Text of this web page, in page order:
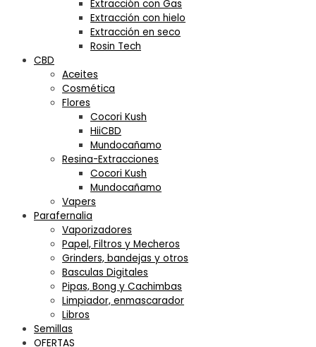
Extracción con Gas
Extracción con hielo
Extracción en seco
Rosin Tech
CBD
Aceites
Cosmética
Flores
Cocori Kush
HiiCBD
Mundocañamo
Resina-Extracciones
Cocori Kush
Mundocañamo
Vapers
Parafernalia
Vaporizadores
Papel, Filtros y Mecheros
Grinders, bandejas y otros
Basculas Digitales
Pipas, Bong y Cachimbas
Limpiador, enmascarador
Libros
Semillas
OFERTAS